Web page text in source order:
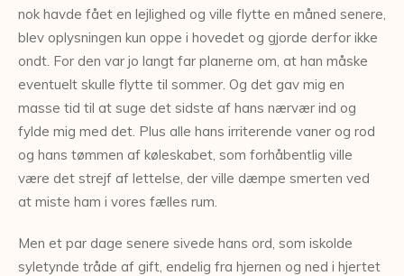
nok havde fået en lejlighed og ville flytte en måned senere,
blev oplysningen kun oppe i hovedet og gjorde derfor ikke
ondt. For den var jo langt far planerne om, at han måske
eventuelt skulle flytte til sommer. Og det gav mig en
masse tid til at suge det sidste af hans nærvær ind og
fylde mig med det. Plus alle hans irriterende vaner og rod
og hans tømmen af køleskabet, som forhåbentlig ville
være det strejf af lettelse, der ville dæmpe smerten ved
at miste ham i vores fælles rum.
Men et par dage senere sivede hans ord, som iskolde
syletynde tråde af gift, endelig fra hjernen og ned i hjertet